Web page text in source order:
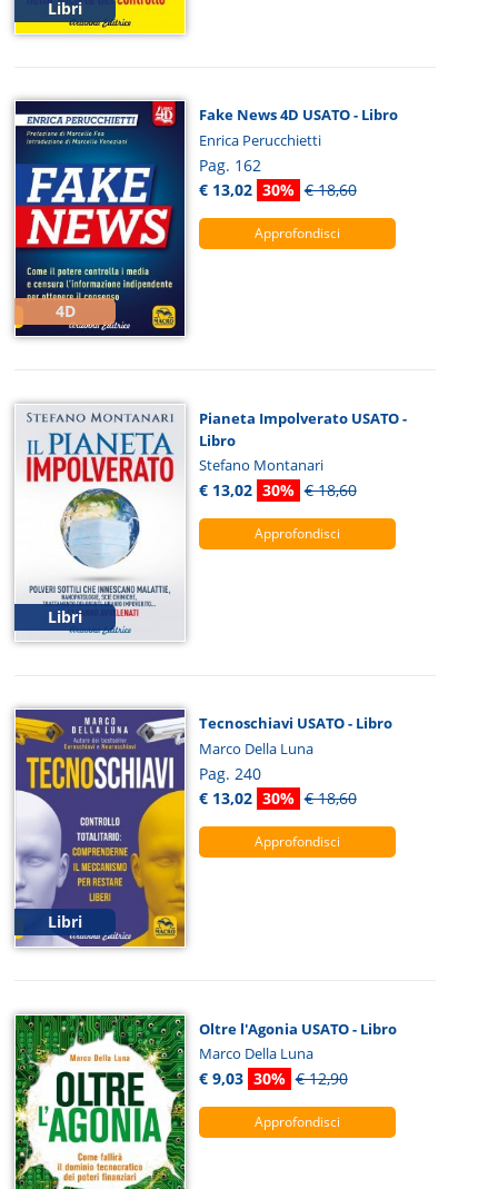
Libri
4D
Fake News 4D USATO - Libro
Enrica Perucchietti
Pag. 162
€ 13,02 30% € 18,60
Approfondisci
Libri
Pianeta Impolverato USATO -
Libro
Stefano Montanari
€ 13,02 30% € 18,60
Approfondisci
Libri
Tecnoschiavi USATO - Libro
Marco Della Luna
Pag. 240
€ 13,02 30% € 18,60
Approfondisci
Oltre l'Agonia USATO - Libro
Marco Della Luna
€ 9,03 30% € 12,90
Approfondisci